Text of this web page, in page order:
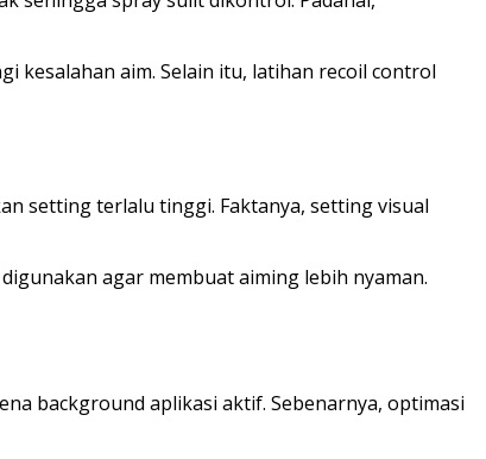
kesalahan aim. Selain itu, latihan recoil control
setting terlalu tinggi. Faktanya, setting visual
agar membuat aiming lebih nyaman.
background aplikasi aktif. Sebenarnya, optimasi